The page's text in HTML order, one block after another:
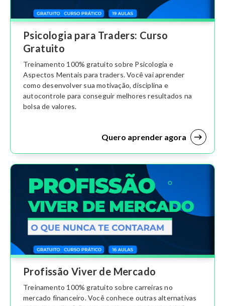
Psicologia para Traders: Curso
Gratuito
Treinamento 100% gratuito sobre Psicologia e
Aspectos Mentais para traders. Você vai aprender
como desenvolver sua motivação, disciplina e
autocontrole para conseguir melhores resultados na
bolsa de valores.
Quero aprender agora
Profissão Viver de Mercado
Treinamento 100% gratuito sobre carreiras no
mercado financeiro. Você conhece outras alternativas